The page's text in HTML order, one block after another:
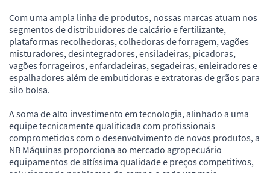
Com uma ampla linha de produtos, nossas marcas atuam nos
segmentos de distribuidores de calcário e fertilizante,
plataformas recolhedoras, colhedoras de forragem, vagões
misturadores, desintegradores, ensiladeiras, picadoras,
vagões forrageiros, enfardadeiras, segadeiras, enleiradores e
espalhadores além de embutidoras e extratoras de grãos para
silo bolsa.
A soma de alto investimento em tecnologia, alinhado a uma
equipe tecnicamente qualificada com profissionais
comprometidos com o desenvolvimento de novos produtos, a
NB Máquinas proporciona ao mercado agropecuário
equipamentos de altíssima qualidade e preços competitivos,